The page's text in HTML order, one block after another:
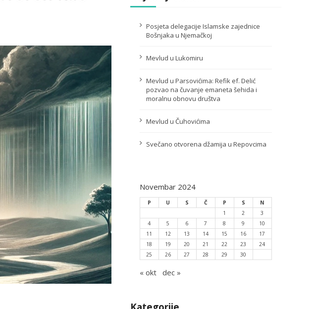
Posjeta delegacije Islamske zajednice
Bošnjaka u Njemačkoj
Mevlud u Lukomiru
Mevlud u Parsovićima: Refik ef. Delić
pozvao na čuvanje emaneta šehida i
moralnu obnovu društva
Mevlud u Čuhovićima
Svečano otvorena džamija u Repovcima
Novembar 2024
P U S Č P S
N
1
2
3
4
5 6 7 8 9
10
11
12 13 14 15 16
17
18
19 20 21 22 23
24
25
26 27 28 29 30
« okt dec »